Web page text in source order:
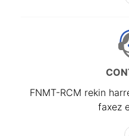
FNMT-RCM rekin
faxez